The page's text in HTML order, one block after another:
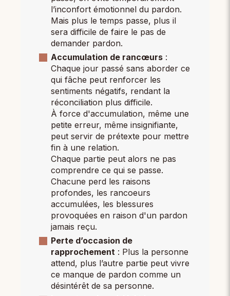
l’inconfort émotionnel du pardon.
Mais plus le temps passe, plus il
sera difficile de faire le pas de
demander pardon.
Accumulation de rancœurs:
Chaque jour passé sans aborder ce
qui fâche peut renforcer les
sentiments négatifs, rendant la
réconciliation plus difficile.
À force d'accumulation, même une
petite erreur, même insignifiante,
peut servir de prétexte pour mettre
fin à une relation.
Chaque partie peut alors ne pas
comprendre ce qui se passe.
Chacune perd les raisons
profondes, les rancoeurs
accumulées, les blessures
provoquées en raison d'un pardon
jamais reçu.
Perte d’occasion de
rapprochement: Plus la personne
attend, plus l’autre partie peut vivre
ce manque de pardon comme un
désintérêt de sa personne.